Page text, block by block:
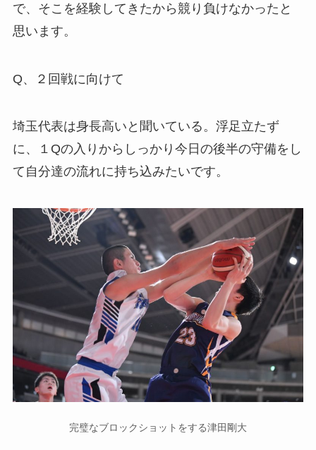
で、そこを経験してきたから競り負けなかったと
思います。
Q、２回戦に向けて
埼玉代表は身長高いと聞いている。浮足立たず
に、１Qの入りからしっかり今日の後半の守備をし
て自分達の流れに持ち込みたいです。
完璧なブロックショットをする津田剛大